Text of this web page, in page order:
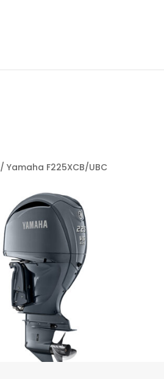
/ Yamaha F225XCB/UBC